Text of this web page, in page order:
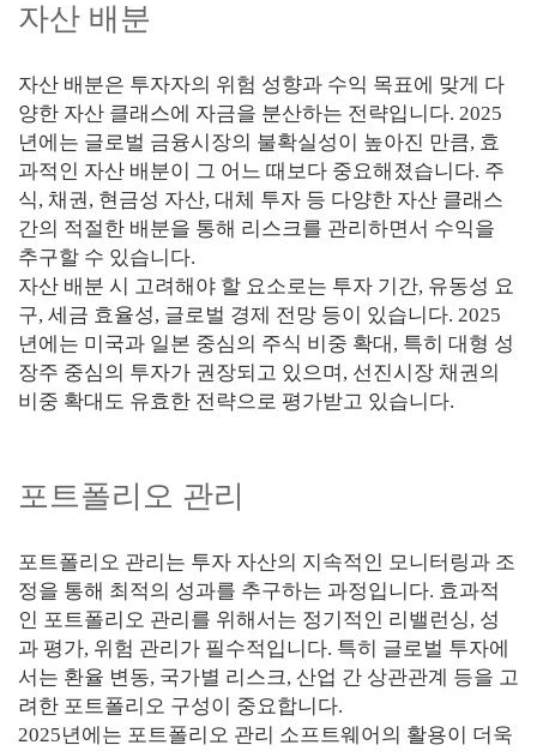
자산 배분
자산 배분은 투자자의 위험 성향과 수익 목표에 맞게 다
양한 자산 클래스에 자금을 분산하는 전략입니다. 2025
년에는 글로벌 금융시장의 불확실성이 높아진 만큼, 효
과적인 자산 배분이 그 어느 때보다 중요해졌습니다. 주
식, 채권, 현금성 자산, 대체 투자 등 다양한 자산 클래스
간의 적절한 배분을 통해 리스크를 관리하면서 수익을
추구할 수 있습니다.
자산 배분 시 고려해야 할 요소로는 투자 기간, 유동성 요
구, 세금 효율성, 글로벌 경제 전망 등이 있습니다. 2025
년에는 미국과 일본 중심의 주식 비중 확대, 특히 대형 성
장주 중심의 투자가 권장되고 있으며, 선진시장 채권의
비중 확대도 유효한 전략으로 평가받고 있습니다.
포트폴리오 관리
포트폴리오 관리는 투자 자산의 지속적인 모니터링과 조
정을 통해 최적의 성과를 추구하는 과정입니다. 효과적
인 포트폴리오 관리를 위해서는 정기적인 리밸런싱, 성
과 평가, 위험 관리가 필수적입니다. 특히 글로벌 투자에
서는 환율 변동, 국가별 리스크, 산업 간 상관관계 등을 고
려한 포트폴리오 구성이 중요합니다.
2025년에는 포트폴리오 관리 소프트웨어의 활용이 더욱